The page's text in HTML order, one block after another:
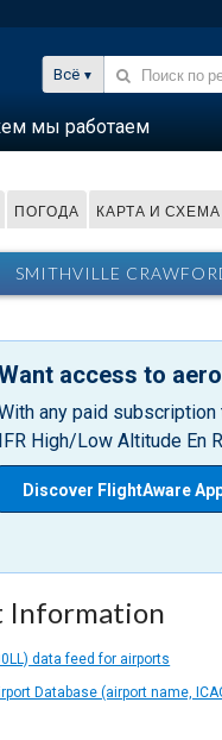
Всё
мы работаем
ПОГОДА КАРТА И СХЕМА
SMITHVILLE
access to
any paid
IFR High/Low Altitude En
Discover FlightAware
Information
data feed for airports
Database (airport name,